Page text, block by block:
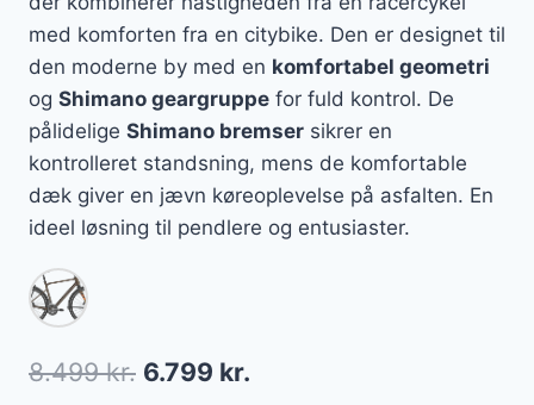
med komforten fra en citybike. Den er designet til
den moderne by med en komfortabel geometri
og Shimano geargruppe for fuld kontrol. De
pålidelige Shimano bremser sikrer en
kontrolleret standsning, mens de komfortable
dæk giver en jævn køreoplevelse på asfalten. En
ideel løsning til pendlere og entusiaster.
8.499kr. Den
6.799 kr.